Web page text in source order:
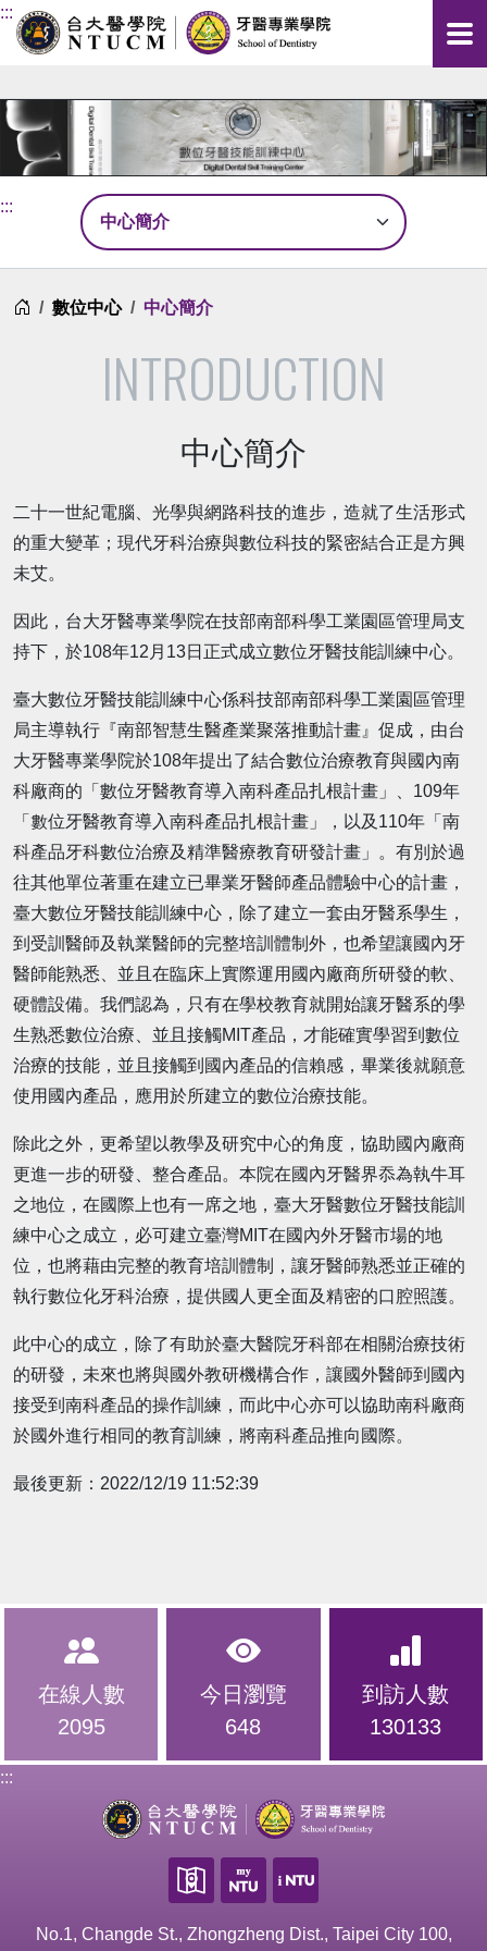
:::
:::
首頁數位中心 中心簡介
INTRODUCTION
中心簡介
二十一世紀電腦、光學與網路科技的進步，造就了生活形式
的重大變革；現代牙科治療與數位科技的緊密結合正是方興
未艾。
因此，台大牙醫專業學院在技部南部科學工業園區管理局支
持下，於108年12月13日正式成立數位牙醫技能訓練中心。
臺大數位牙醫技能訓練中心係科技部南部科學工業園區管理
局主導執行『南部智慧生醫產業聚落推動計畫』促成，由台
大牙醫專業學院於108年提出了結合數位治療教育與國內南
科廠商的「數位牙醫教育導入南科產品扎根計畫」、109年
「數位牙醫教育導入南科產品扎根計畫」，以及110年「南
科產品牙科數位治療及精準醫療教育研發計畫」。有別於過
往其他單位著重在建立已畢業牙醫師產品體驗中心的計畫，
臺大數位牙醫技能訓練中心，除了建立一套由牙醫系學生，
到受訓醫師及執業醫師的完整培訓體制外，也希望讓國內牙
醫師能熟悉、並且在臨床上實際運用國內廠商所研發的軟、
硬體設備。我們認為，只有在學校教育就開始讓牙醫系的學
生熟悉數位治療、並且接觸MIT產品，才能確實學習到數位
治療的技能，並且接觸到國內產品的信賴感，畢業後就願意
使用國內產品，應用於所建立的數位治療技能。
除此之外，更希望以教學及研究中心的角度，協助國內廠商
更進一步的研發、整合產品。本院在國內牙醫界忝為執牛耳
之地位，在國際上也有一席之地，臺大牙醫數位牙醫技能訓
練中心之成立，必可建立臺灣MIT在國內外牙醫市場的地
位，也將藉由完整的教育培訓體制，讓牙醫師熟悉並正確的
執行數位化牙科治療，提供國人更全面及精密的口腔照護。
此中心的成立，除了有助於臺大醫院牙科部在相關治療技術
的研發，未來也將與國外教研機構合作，讓國外醫師到國內
接受到南科產品的操作訓練，而此中心亦可以協助南科廠商
於國外進行相同的教育訓練，將南科產品推向國際。
最後更新：2022/12/19 11:52:39
在線人數
2095
今日瀏覽
648
到訪人數
130133
:::
No.1, Changde St., Zhongzheng Dist., Taipei City 100,